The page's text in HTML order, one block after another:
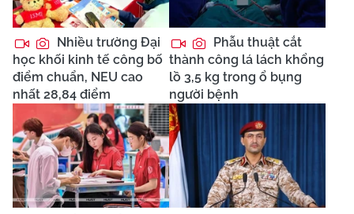
Nhiều trường Đại
học khối kinh tế công bố
điểm chuẩn, NEU cao
nhất 28,84 điểm
Phẫu thuật cắt
thành công lá lách khổng
lồ 3,5 kg trong ổ bụng
người bệnh